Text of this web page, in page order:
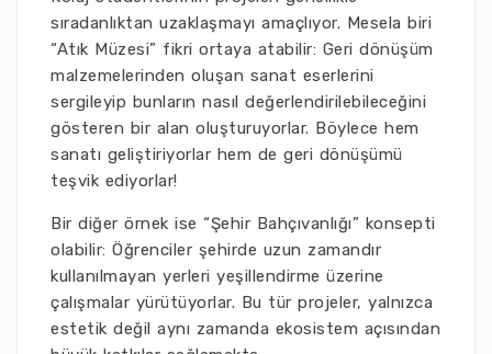
sıradanlıktan uzaklaşmayı amaçlıyor. Mesela biri
“Atık Müzesi” fikri ortaya atabilir: Geri dönüşüm
malzemelerinden oluşan sanat eserlerini
sergileyip bunların nasıl değerlendirilebileceğini
gösteren bir alan oluşturuyorlar. Böylece hem
sanatı geliştiriyorlar hem de geri dönüşümü
teşvik ediyorlar!
Bir diğer örnek ise “Şehir Bahçıvanlığı” konsepti
olabilir: Öğrenciler şehirde uzun zamandır
kullanılmayan yerleri yeşillendirme üzerine
çalışmalar yürütüyorlar. Bu tür projeler, yalnızca
estetik değil aynı zamanda ekosistem açısından